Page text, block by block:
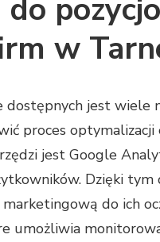
do
w
dostępnych jest wiele
proces optymalizacji
jest Google
Dzięki
do ich
umożliwia